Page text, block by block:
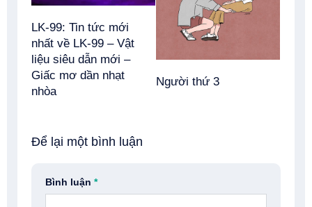
LK-99: Tin tức mới
nhất về LK-99 – Vật
liệu siêu dẫn mới –
Giấc mơ dần nhạt
nhòa
Người thứ 3
Để lại một bình luận
Bình luận *